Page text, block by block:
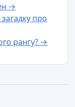
→
про
рангу? →